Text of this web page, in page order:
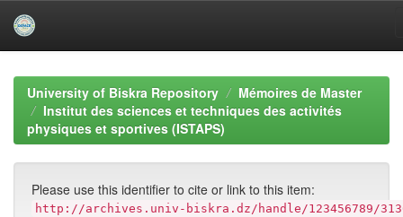
navigationUniversity of Biskra Repository
Mémoires de Master
Institut des sciences et techniques des activités
physiques et sportives (ISTAPS)
Please use this identifier to cite or link to this item:
http://archives.univ-biskra.dz/handle/123456789/